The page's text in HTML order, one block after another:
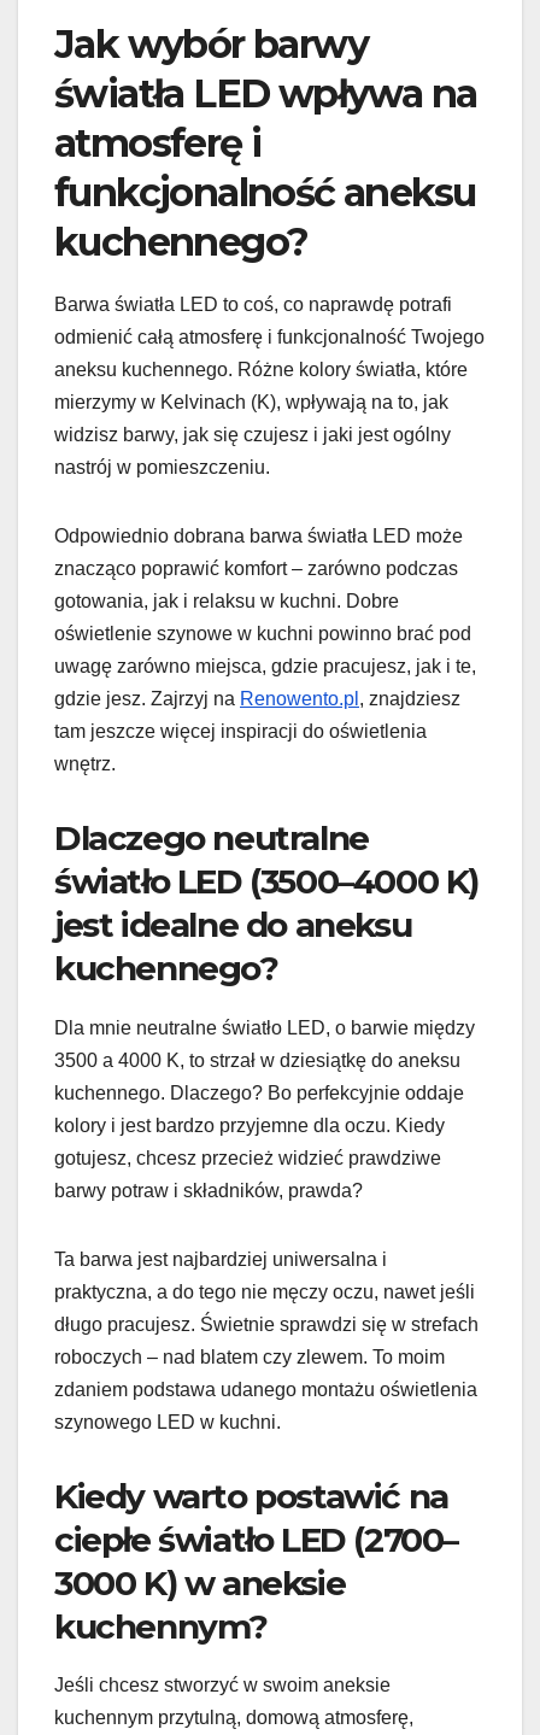
Jak wybór barwy
światła LED wpływa na
atmosferę i
funkcjonalność aneksu
kuchennego?
Barwa światła LED to coś, co naprawdę potrafi
odmienić całą atmosferę i funkcjonalność Twojego
aneksu kuchennego. Różne kolory światła, które
mierzymy w Kelvinach (K), wpływają na to, jak
widzisz barwy, jak się czujesz i jaki jest ogólny
nastrój w pomieszczeniu.
Odpowiednio dobrana barwa światła LED może
znacząco poprawić komfort – zarówno podczas
gotowania, jak i relaksu w kuchni. Dobre
oświetlenie szynowe w kuchni powinno brać pod
uwagę zarówno miejsca, gdzie pracujesz, jak i te,
gdzie jesz. Zajrzyj na Renowento.pl , znajdziesz
tam jeszcze więcej inspiracji do oświetlenia
wnętrz.
Dlaczego neutralne
światło LED (3500–4000 K)
jest idealne do aneksu
kuchennego?
Dla mnie neutralne światło LED, o barwie między
3500 a 4000 K, to strzał w dziesiątkę do aneksu
kuchennego. Dlaczego? Bo perfekcyjnie oddaje
kolory i jest bardzo przyjemne dla oczu. Kiedy
gotujesz, chcesz przecież widzieć prawdziwe
barwy potraw i składników, prawda?
Ta barwa jest najbardziej uniwersalna i
praktyczna, a do tego nie męczy oczu, nawet jeśli
długo pracujesz. Świetnie sprawdzi się w strefach
roboczych – nad blatem czy zlewem. To moim
zdaniem podstawa udanego montażu oświetlenia
szynowego LED w kuchni.
Kiedy warto postawić na
ciepłe światło LED (2700–
3000 K) w aneksie
kuchennym?
Jeśli chcesz stworzyć w swoim aneksie
kuchennym przytulną, domową atmosferę,